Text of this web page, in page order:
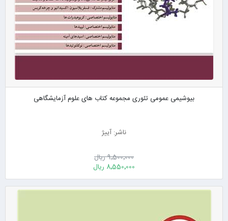
بیوشیمی عمومی تئوری مجموعه کتاب های علوم آزمایشگاهی
ناشر: آییژ
9٬500٬000 ریال
8٬550٬000 ریال